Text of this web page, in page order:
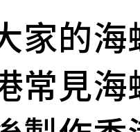
家的海
常見海